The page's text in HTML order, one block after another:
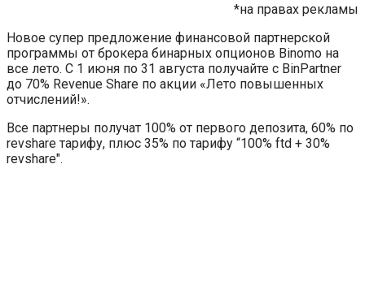
*на правах рекламы
Новое супер предложение финансовой партнерской
программы от брокера бинарных опционов Binomo на
все лето. С 1 июня по 31 августа получайте с BinPartner
до 70% Revenue Share по акции «Лето повышенных
отчислений!».
Все партнеры получат 100% от первого депозита, 60% по
revshare тарифу, плюс 35% по тарифу “100% ftd + 30%
revshare".